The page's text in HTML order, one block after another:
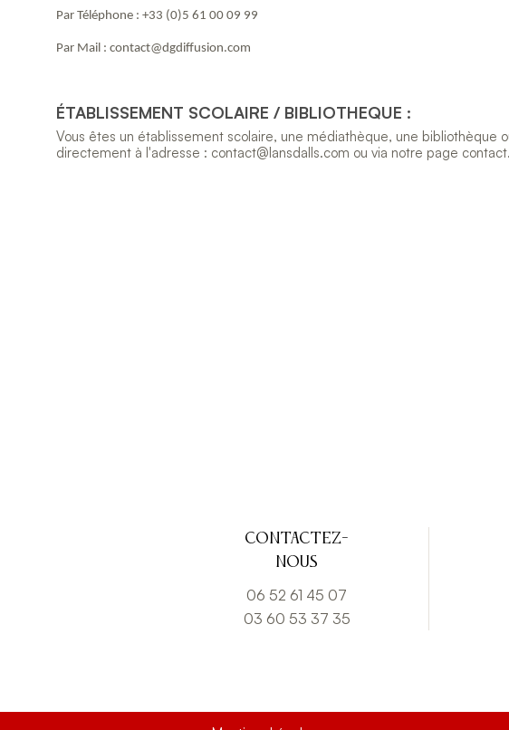
Par Téléphone : +33 (0)5 61 00 09 99
Par Mail : contact@dgdiffusion.com
ÉTABLISSEMENT SCOLAIRE / BIBLIOTHEQUE :
Vous êtes un établissement scolaire, une médiathèque, une bibliothèque
directement à l'adresse : contact@lansdalls.com ou via notre page contact.
Contactez-
nous
06 52 61 45 07
03 60 53 37 35